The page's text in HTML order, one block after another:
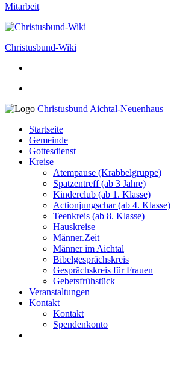
Mitarbeit
Christusbund-Wiki
Christusbund Aichtal-Neuenhaus
Startseite
Gemeinde
Gottesdienst
Kreise
Atempause (Krabbelgruppe)
Spatzentreff (ab 3 Jahre)
Kinderclub (ab 1. Klasse)
Actionjungschar (ab 4. Klasse)
Teenkreis (ab 8. Klasse)
Hauskreise
Männer.Zeit
Männer im Aichtal
Bibelgesprächskreis
Gesprächskreis für Frauen
Gebetsfrühstück
Veranstaltungen
Kontakt
Kontakt
Spendenkonto